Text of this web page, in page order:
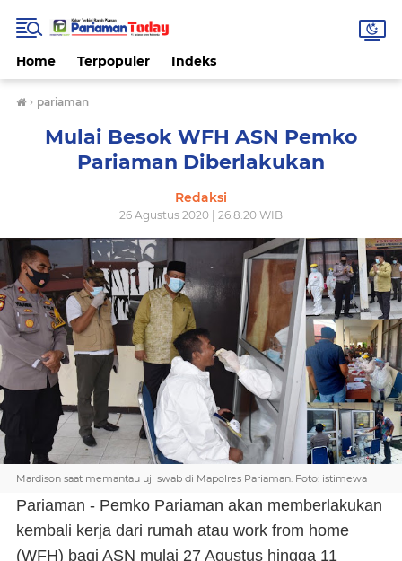
Home Terpopuler Indeks
› pariaman
Mulai Besok WFH ASN Pemko
Pariaman Diberlakukan
Redaksi
26 Agustus 2020 | 26.8.20 WIB
Mardison saat memantau uji swab di Mapolres Pariaman. Foto: istimewa
Pariaman - Pemko Pariaman akan memberlakukan
kembali kerja dari rumah atau work from home
(WFH) bagi ASN mulai 27 Agustus hingga 11